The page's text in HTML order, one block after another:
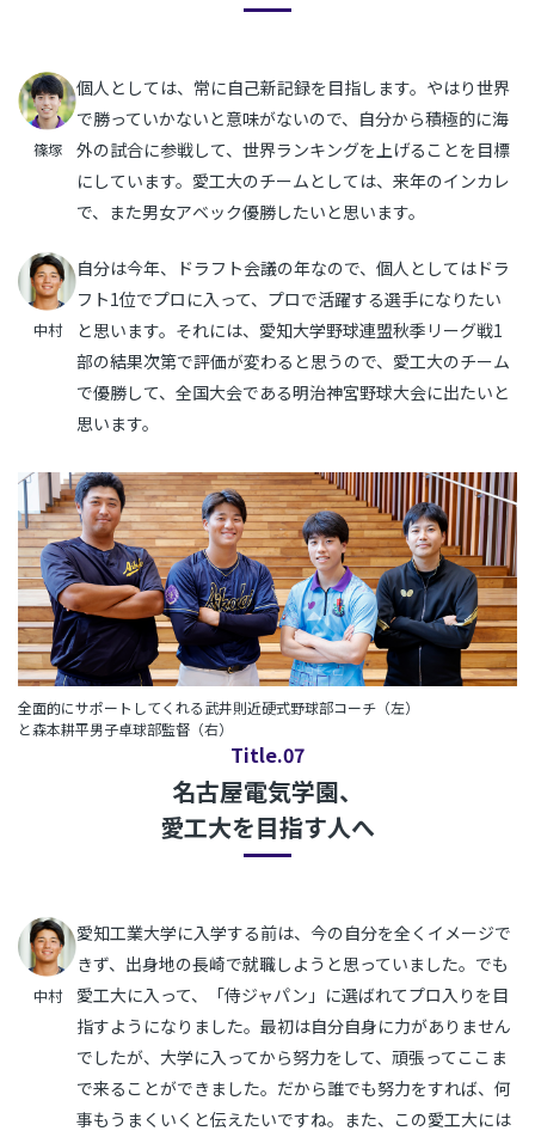
篠塚
個人としては、常に自己新記録を目指します。やはり世界
で勝っていかないと意味がないので、自分から積極的に海
外の試合に参戦して、世界ランキングを上げることを目標
にしています。愛工大のチームとしては、来年のインカレ
で、また男女アベック優勝したいと思います。
中村
自分は今年、ドラフト会議の年なので、個人としてはドラ
フト1位でプロに入って、プロで活躍する選手になりたい
と思います。それには、愛知大学野球連盟秋季リーグ戦1
部の結果次第で評価が変わると思うので、愛工大のチーム
で優勝して、全国大会である明治神宮野球大会に出たいと
思います。
全面的にサポートしてくれる武井則近硬式野球部コーチ（左）
と森本耕平男子卓球部監督（右）
Title.07
名古屋電気学園、
愛工大を目指す人へ
中村
愛知工業大学に入学する前は、今の自分を全くイメージで
きず、出身地の長崎で就職しようと思っていました。でも
愛工大に入って、「侍ジャパン」に選ばれてプロ入りを目
指すようになりました。最初は自分自身に力がありません
でしたが、大学に入ってから努力をして、頑張ってここま
で来ることができました。だから誰でも努力をすれば、何
事もうまくいくと伝えたいですね。また、この愛工大には